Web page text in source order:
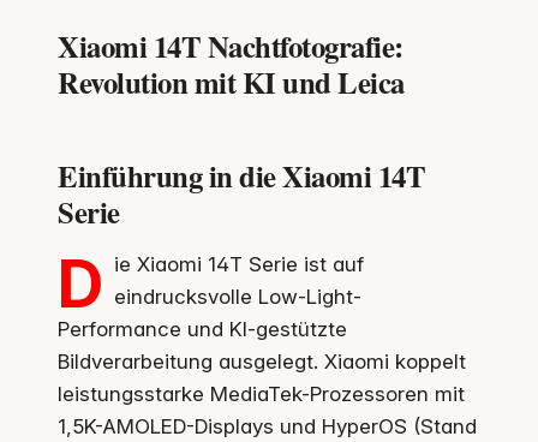
Xiaomi 14T Nachtfotografie:
Revolution mit KI und Leica
Einführung in die Xiaomi 14T
Serie
D ie Xiaomi 14T Serie ist auf
eindrucksvolle Low-Light-
Performance und KI-gestützte
Bildverarbeitung ausgelegt. Xiaomi koppelt
leistungsstarke MediaTek-Prozessoren mit
1,5K-AMOLED-Displays und HyperOS (Stand